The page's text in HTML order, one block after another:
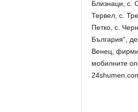
Близнаци, с.
Тервел, с.
Петко, с.
България“,
Венец,
мобилните